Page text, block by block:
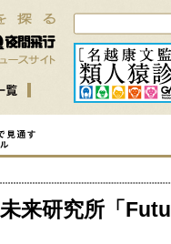
来研究所「